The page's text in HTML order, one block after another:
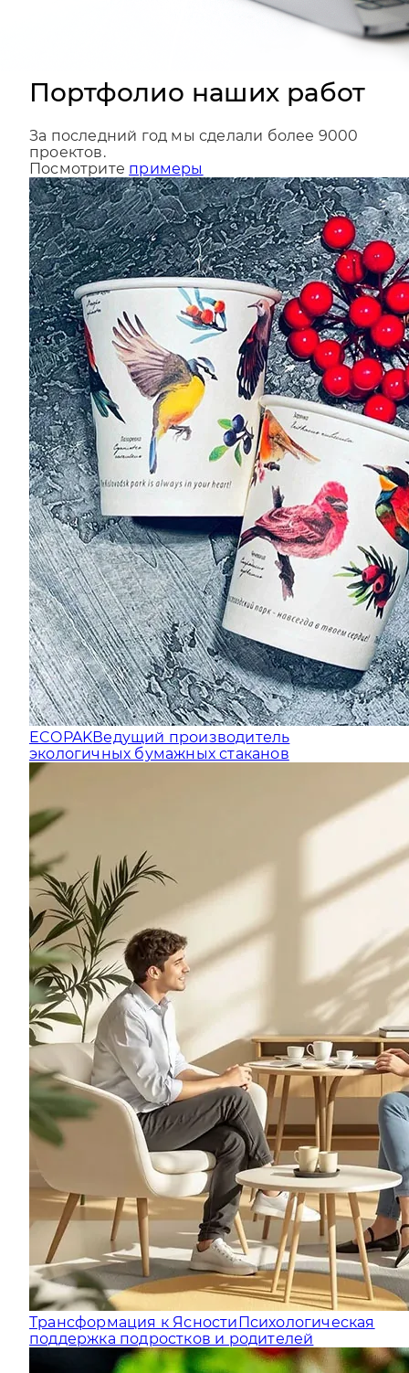
Портфолио наших работ
За последний год мы сделали более 9000
проектов.
Посмотритепримеры
ECOPAKВедущий производитель
экологичных бумажных стаканов
Трансформация к ЯсностиПсихологическая
поддержка подростков и родителей